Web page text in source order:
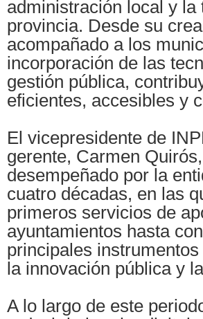
administración local y
provincia. Desde su
acompañado a los
incorporación de las
gestión pública,
eficientes, accesibles y
El vicepresidente de
gerente, Carmen
desempeñado por la
cuatro décadas, en las
primeros servicios de
ayuntamientos hasta
principales
la innovación pública y
A lo largo de este